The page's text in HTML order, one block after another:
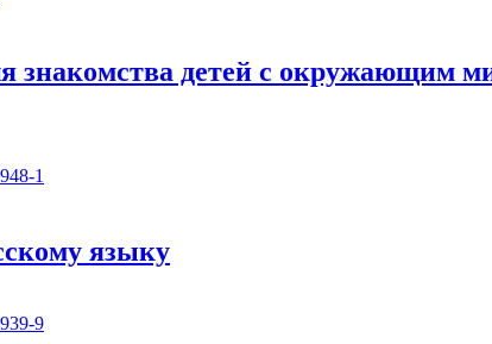
знакомства детей с окружающим
языку